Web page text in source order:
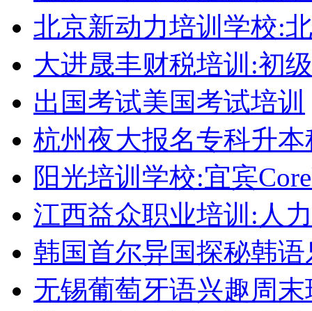
北京新动力培训学校:
大进晟丰财税培训:初
出国考试美国考试培训
杭州夜大报名专科升
阳光培训学校:宜宾
江西益众职业培训:人
韩国首尔异国探秘韩
无锡葡萄牙语兴趣周末